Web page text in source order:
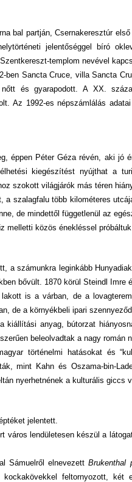
bal partján, Csernakeresztúr
jelentőséggel bíró
templom nevével
ben Sancta Cruce, villa Sancta
nőtt és gyarapodott. A XX.
Az 1992-es népszámlálás
éppen Péter Géza révén, aki jó
kiegészítést nyújthat a
szokott világjárók más téren
szalagfalu több kilométeres
de mindettől függetlenül az
melletti közös énekléssel
a számunkra leginkább
bővült. 1870 körül Steindl Imre
is a várban, de a
de a környékbeli ipari
kiállítási anyag, bútorzat
beleolvadtak a nagy román
történelmi hatásokat és
mint Kahn és Oszama-bin-
nyerhetnének a kulturális giccs
jelentett.
város lendületesen készül a
Sámuelről elnevezettBrukenthal
feltornyozott, két